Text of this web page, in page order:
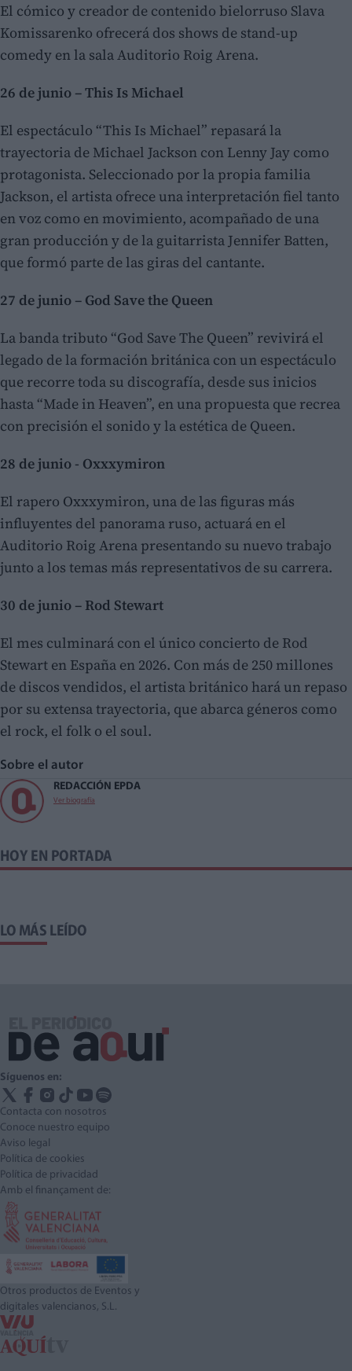
El cómico y creador de contenido bielorruso Slava
Komissarenko ofrecerá dos shows de stand-up
comedy en la sala Auditorio Roig Arena.
26 de junio – This Is Michael
El espectáculo “This Is Michael” repasará la
trayectoria de Michael Jackson con Lenny Jay como
protagonista. Seleccionado por la propia familia
Jackson, el artista ofrece una interpretación fiel tanto
en voz como en movimiento, acompañado de una
gran producción y de la guitarrista Jennifer Batten,
que formó parte de las giras del cantante.
27 de junio – God Save the Queen
La banda tributo “God Save The Queen” revivirá el
legado de la formación británica con un espectáculo
que recorre toda su discografía, desde sus inicios
hasta “Made in Heaven”, en una propuesta que recrea
con precisión el sonido y la estética de Queen.
28 de junio - Oxxxymiron
El rapero Oxxxymiron, una de las figuras más
influyentes del panorama ruso, actuará en el
Auditorio Roig Arena presentando su nuevo trabajo
junto a los temas más representativos de su carrera.
30 de junio – Rod Stewart
El mes culminará con el único concierto de Rod
Stewart en España en 2026. Con más de 250 millones
de discos vendidos, el artista británico hará un repaso
por su extensa trayectoria, que abarca géneros como
el rock, el folk o el soul.
Sobre el autor
REDACCIÓN EPDA
Ver biografía
HOY EN PORTADA
LO MÁS LEÍDO
Síguenos en:
Contacta con nosotros
Conoce nuestro equipo
Aviso legal
Política de cookies
Política de privacidad
Amb el finançament de:
Otros productos de Eventos y
digitales valencianos, S.L.